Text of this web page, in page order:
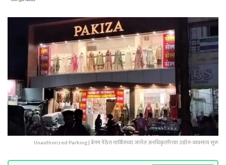
Unauthorized Parking | बेगम पेठेत पार्किंगच्या जागेत अनधिकृतरित्या उद्योग-व्यवसाय सुरू